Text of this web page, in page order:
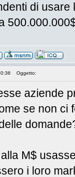
di usare
Oggetto:
aziende
se non ci
M$
i loro